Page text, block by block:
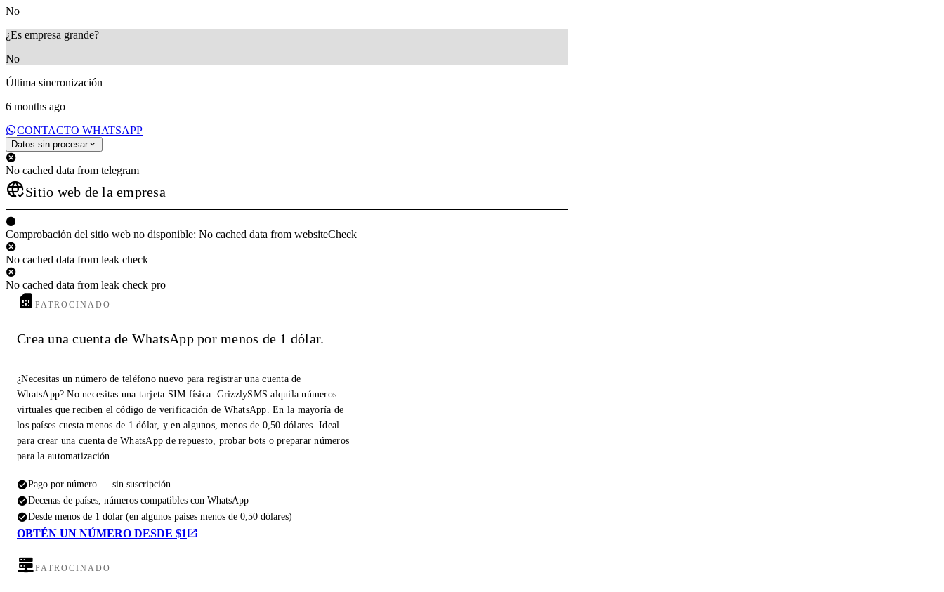
No
¿Es empresa grande?
No
Última sincronización
6 months ago
CONTACTO WHATSAPP
Datos sin procesar
No cached data from telegram
Sitio web de la empresa
Comprobación del sitio web no disponible: No cached data from websiteCheck
No cached data from leak check
No cached data from leak check pro
PATROCINADO
Crea una cuenta de WhatsApp por menos de 1 dólar.
¿Necesitas un número de teléfono nuevo para registrar una cuenta de
WhatsApp? No necesitas una tarjeta SIM física. GrizzlySMS alquila números
virtuales que reciben el código de verificación de WhatsApp. En la mayoría de
los países cuesta menos de 1 dólar, y en algunos, menos de 0,50 dólares. Ideal
para crear una cuenta de WhatsApp de repuesto, probar bots o preparar números
para la automatización.
Pago por número — sin suscripción
Decenas de países, números compatibles con WhatsApp
Desde menos de 1 dólar (en algunos países menos de 0,50 dólares)
OBTÉN UN NÚMERO DESDE $1
PATROCINADO